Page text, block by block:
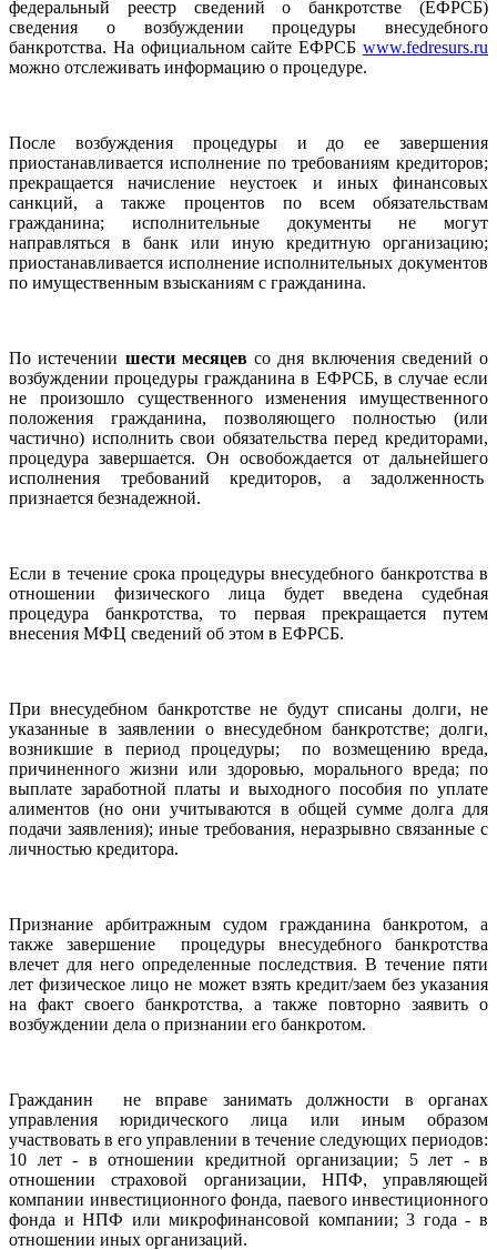
федеральный реестр сведений о банкротстве (ЕФРСБ)
сведения о возбуждении процедуры внесудебного
банкротства. На официальном сайте ЕФРСБ www.fedresurs.ru
можно отслеживать информацию о процедуре.
После возбуждения процедуры и до ее завершения
приостанавливается исполнение по требованиям кредиторов;
прекращается начисление неустоек и иных финансовых
санкций, а также процентов по всем обязательствам
гражданина; исполнительные документы не могут
направляться в банк или иную кредитную организацию;
приостанавливается исполнение исполнительных документов
по имущественным взысканиям с гражданина.
По истечении шести месяцев со дня включения сведений о
возбуждении процедуры гражданина в ЕФРСБ, в случае если
не произошло существенного изменения имущественного
положения гражданина, позволяющего полностью (или
частично) исполнить свои обязательства перед кредиторами,
процедура завершается. Он освобождается от дальнейшего
исполнения требований кредиторов, а задолженность
признается безнадежной.
Если в течение срока процедуры внесудебного банкротства в
отношении физического лица будет введена судебная
процедура банкротства, то первая прекращается путем
внесения МФЦ сведений об этом в ЕФРСБ.
При внесудебном банкротстве не будут списаны долги, не
указанные в заявлении о внесудебном банкротстве; долги,
возникшие в период процедуры; по возмещению вреда,
причиненного жизни или здоровью, морального вреда; по
выплате заработной платы и выходного пособия по уплате
алиментов (но они учитываются в общей сумме долга для
подачи заявления); иные требования, неразрывно связанные с
личностью кредитора.
Признание арбитражным судом гражданина банкротом, а
также завершение процедуры внесудебного банкротства
влечет для него определенные последствия. В течение пяти
лет физическое лицо не может взять кредит/заем без указания
на факт своего банкротства, а также повторно заявить о
возбуждении дела о признании его банкротом.
Гражданин не вправе занимать должности в органах
управления юридического лица или иным образом
участвовать в его управлении в течение следующих периодов:
10 лет - в отношении кредитной организации; 5 лет - в
отношении страховой организации, НПФ, управляющей
компании инвестиционного фонда, паевого инвестиционного
фонда и НПФ или микрофинансовой компании; 3 года - в
отношении иных организаций.